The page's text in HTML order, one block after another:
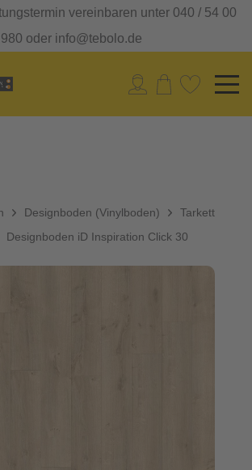
vereinbaren unter 040 / 54 00
980 oder info@tebolo.de
Designboden (Vinylboden)
Tarkett
Designboden iD Inspiration Click 30